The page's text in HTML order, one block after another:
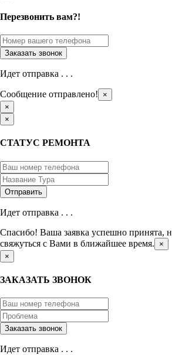
Перезвонить вам?!
Идет отправка . . .
Сообщение отправлено!
×
×
×
СТАТУС РЕМОНТА
Идет отправка . . .
Спасибо! Ваша заявка успешно принята,
свяжуться с Вами в ближайшее время.
×
×
ЗАКАЗАТЬ ЗВОНОК
Идет отправка . . .